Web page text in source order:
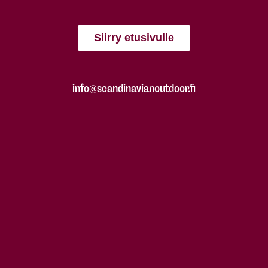
Siirry etusivulle
info@scandinavianoutdoor.fi